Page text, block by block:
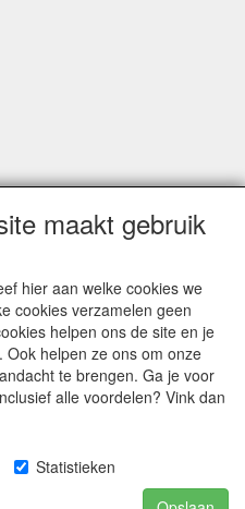
maakt gebruik
hier aan welke cookies we
cookies verzamelen geen
helpen ons de site en je
helpen ze ons om onze
te brengen. Ga je voor
alle voordelen? Vink dan
Statistieken